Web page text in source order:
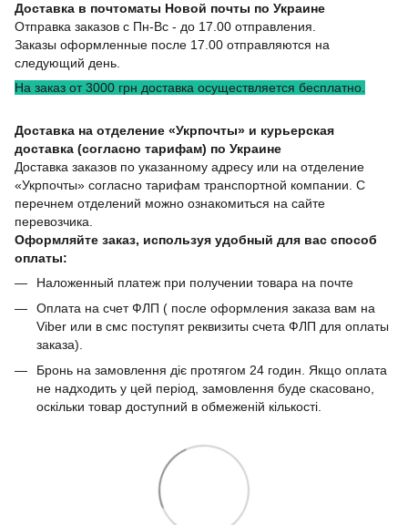
Доставка в почтоматы Новой почты по Украине
Отправка заказов с Пн-Вс - до 17.00 отправления.
Заказы оформленные после 17.00 отправляются на
следующий день.
На заказ от 3000 грн доставка осуществляется бесплатно.
Доставка на отделение «Укрпочты» и курьерская
доставка (согласно тарифам) по Украине
Доставка заказов по указанному адресу или на отделение
«Укрпочты» согласно тарифам транспортной компании. С
перечнем отделений можно ознакомиться на сайте
перевозчика.
Оформляйте заказ, используя удобный для вас способ
оплаты:
Наложенный платеж при получении товара на почте
Оплата на счет ФЛП ( после оформления заказа вам на
Viber или в смс поступят реквизиты счета ФЛП для оплаты
заказа).
Бронь на замовлення діє протягом 24 годин. Якщо оплата
не надходить у цей період, замовлення буде скасовано,
оскільки товар доступний в обмеженій кількості.